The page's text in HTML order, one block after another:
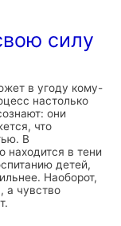
силу
в угоду кому-
настолько
они
что
В
находится в тени
детей,
Наоборот,
а чувство